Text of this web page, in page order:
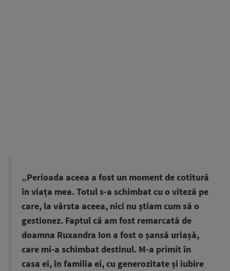
„Perioada aceea a fost un moment de cotitură
în viața mea. Totul s-a schimbat cu o viteză pe
care, la vârsta aceea, nici nu știam cum să o
gestionez. Faptul că am fost remarcată de
doamna Ruxandra Ion a fost o șansă uriașă,
care mi-a schimbat destinul. M-a primit în
casa ei, în familia ei, cu generozitate și iubire